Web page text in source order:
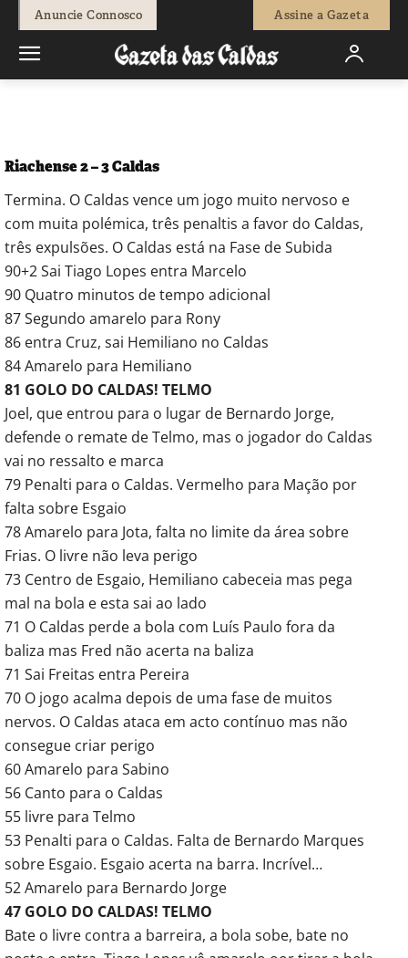
Anuncie Connosco Assine a Gazeta
Redação - 11 de Janeiro, 2015 0
Riachense 2 – 3 Caldas
Termina. O Caldas vence um jogo muito nervoso e
com muita polémica, três penaltis a favor do Caldas,
três expulsões. O Caldas está na Fase de Subida
90+2 Sai Tiago Lopes entra Marcelo
90 Quatro minutos de tempo adicional
87 Segundo amarelo para Rony
86 entra Cruz, sai Hemiliano no Caldas
84 Amarelo para Hemiliano
81 GOLO DO CALDAS! TELMO
Joel, que entrou para o lugar de Bernardo Jorge,
defende o remate de Telmo, mas o jogador do Caldas
vai no ressalto e marca
79 Penalti para o Caldas. Vermelho para Mação por
falta sobre Esgaio
78 Amarelo para Jota, falta no limite da área sobre
Frias. O livre não leva perigo
73 Centro de Esgaio, Hemiliano cabeceia mas pega
mal na bola e esta sai ao lado
71 O Caldas perde a bola com Luís Paulo fora da
baliza mas Fred não acerta na baliza
71 Sai Freitas entra Pereira
70 O jogo acalma depois de uma fase de muitos
nervos. O Caldas ataca em acto contínuo mas não
consegue criar perigo
60 Amarelo para Sabino
56 Canto para o Caldas
55 livre para Telmo
53 Penalti para o Caldas. Falta de Bernardo Marques
sobre Esgaio. Esgaio acerta na barra. Incrível…
52 Amarelo para Bernardo Jorge
47 GOLO DO CALDAS! TELMO
Bate o livre contra a barreira, a bola sobe, bate no